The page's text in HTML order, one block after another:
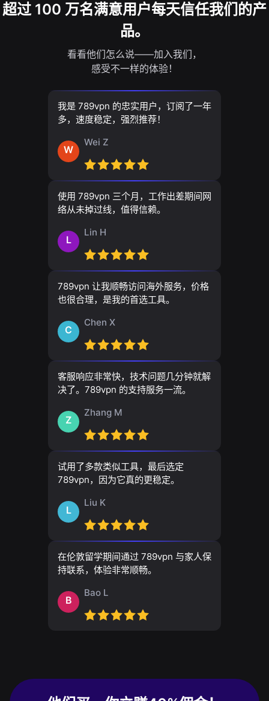
超过 100 万名满意用户每天信任我们的产
品。
看看他们怎么说——加入我们，
感受不一样的体验！
我是 789vpn 的忠实用户，订阅了一年
多，速度稳定，强烈推荐！
W
Wei Z
使用 789vpn 三个月，工作出差期间网
络从未掉过线，值得信赖。
L
Lin H
789vpn 让我顺畅访问海外服务，价格
也很合理，是我的首选工具。
C
Chen X
客服响应非常快，技术问题几分钟就解
决了。789vpn 的支持服务一流。
Z
Zhang M
试用了多款类似工具，最后选定
789vpn，因为它真的更稳定。
L
Liu K
在伦敦留学期间通过 789vpn 与家人保
持联系，体验非常顺畅。
B
Bao L